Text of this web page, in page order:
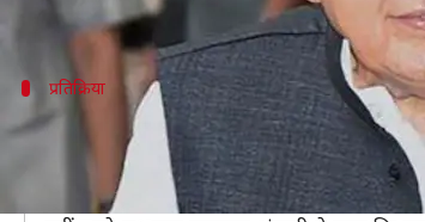
प्रतिक्रिया
हिंदू महासभा और इकबाल अंसारी
हिंदू महासभा के वकील ने कहा कि वे कोर्ट से
उन्होंने कहा कि चुनाव से इस मामले का कोई